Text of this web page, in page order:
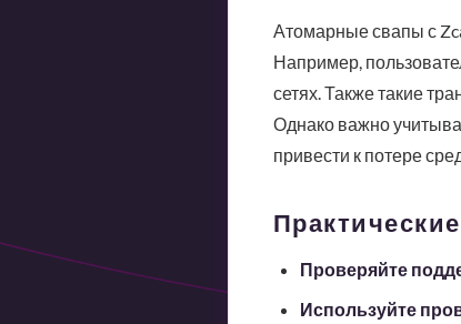
Атомарные свапы с
Например,
сетях. Также такие
Однако важно
привести к потере
Проверяйте
Используйте